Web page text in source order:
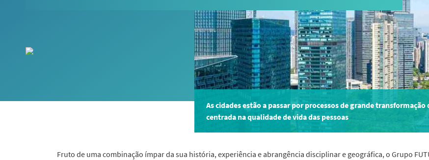
As cidades estão a passar por processos de grande
centrada na qualidade de vida das pessoas
Fruto de uma combinação ímpar da sua história, experiência e abrangência disciplinar e geográfica, o Grupo